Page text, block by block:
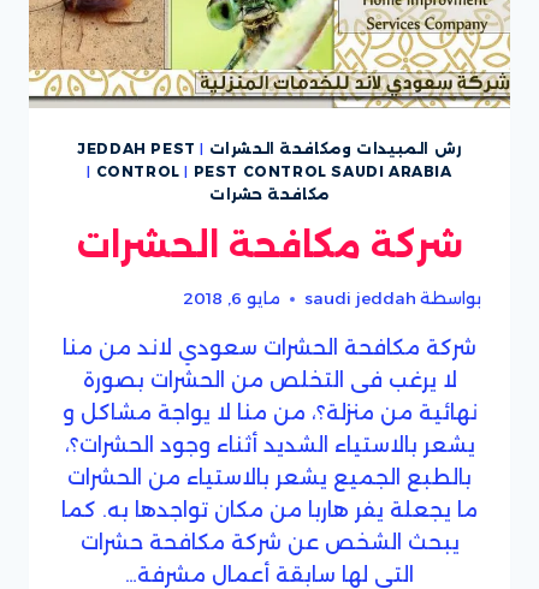
رش المبيدات ومكافحة الحشرات |
JEDDAH PEST
CONTROL | PEST CONTROL SAUDI ARABIA
|
مكافحة حشرات
شركة مكافحة الحشرات
بواسطة saudi jeddah مايو 6, 2018
شركة مكافحة الحشرات سعودي لاند من منا
لا يرغب فى التخلص من الحشرات بصورة
نهائية من منزلة؟، من منا لا يواجة مشاكل و
يشعر بالاستياء الشديد أثناء وجود الحشرات؟،
بالطبع الجميع يشعر بالاستياء من الحشرات
ما يجعلة يفر هاربا من مكان تواجدها به. كما
يبحث الشخص عن شركة مكافحة حشرات
التى لها سابقة أعمال مشرفة…